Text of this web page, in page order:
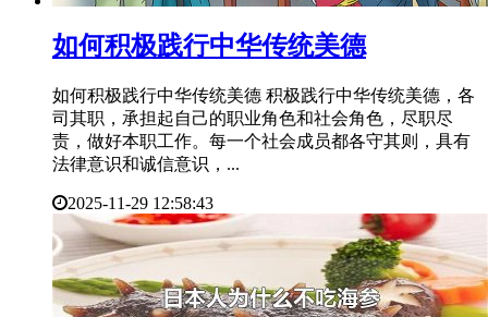
​如何积极践行中华传统美德
如何积极践行中华传统美德 积极践行中华传统美德，各
司其职，承担起自己的职业角色和社会角色，尽职尽
责，做好本职工作。每一个社会成员都各守其则，具有
法律意识和诚信意识，...
2025-11-29 12:58:43